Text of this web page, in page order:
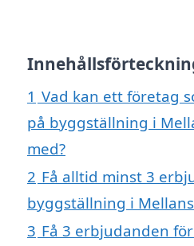
1 Vad kan ett företag
på byggställning i
med?
2 Få alltid minst 3
byggställning i
3 Få 3 erbjudanden